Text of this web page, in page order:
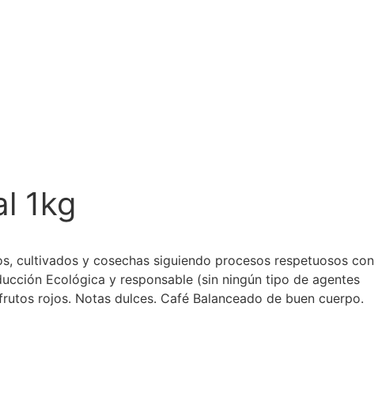
1kg
cultivados y cosechas siguiendo procesos respetuosos con
Ecológica y responsable (sin ningún tipo de agentes
rojos. Notas dulces. Café Balanceado de buen cuerpo.